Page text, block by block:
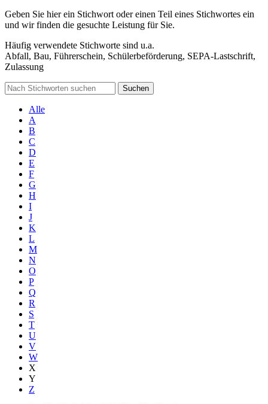
Geben Sie hier ein Stichwort oder einen Teil eines Stichwortes ein
und wir finden die gesuchte Leistung für Sie.
Häufig verwendete Stichworte sind u.a.
Abfall, Bau, Führerschein, Schülerbeförderung, SEPA-Lastschrift,
Zulassung
Suchen
Alle
A
B
C
D
E
F
G
H
I
J
K
L
M
N
O
P
Q
R
S
T
U
V
W
X
Y
Z